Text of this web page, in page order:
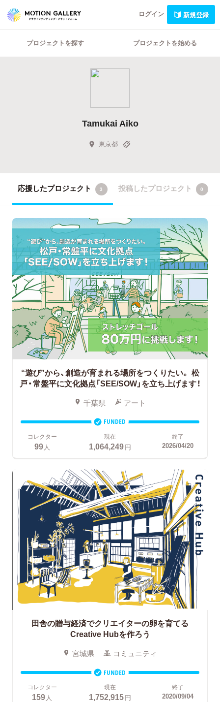
ログイン 新規登録
プロジェクトを探す プロジェクトを始める
Tamukai Aiko
東京都
応援したプロジェクト 3 投稿したプロジェクト 0
“遊び”から、創造が育まれる場所をつくりたい。 松
戸・常盤平に文化拠点「SEE/SOW」を立ち上げます！
千葉県 アート
FUNDED
コレクター
99 人
現在
1,064,249円
終了
2026/04/20
田舎の贈与経済でクリエイターの卵を育てる
Creative Hubを作ろう
宮城県 コミュニティ
FUNDED
コレクター
159人
現在
1,752,915円
終了
2020/09/04